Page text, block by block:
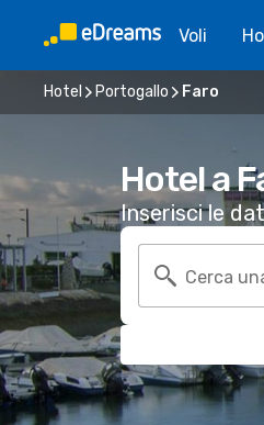
Voli
Hotel Portogallo Faro
Hotel a
Inserisci le
Cerca